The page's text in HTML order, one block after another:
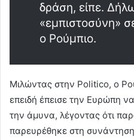
δράση, είπε.
«εμπιστοσύνη»
ο Ρούμπιο.
Μιλώντας στην Politico, ο
επειδή έπεισε την Ευρώπη
την άμυνα, λέγοντας ότι
παρευρέθηκε στη